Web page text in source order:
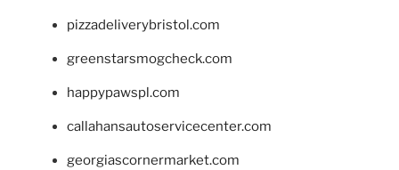
pizzadeliverybristol.com
greenstarsmogcheck.com
happypawspl.com
callahansautoservicecenter.com
georgiascornermarket.com